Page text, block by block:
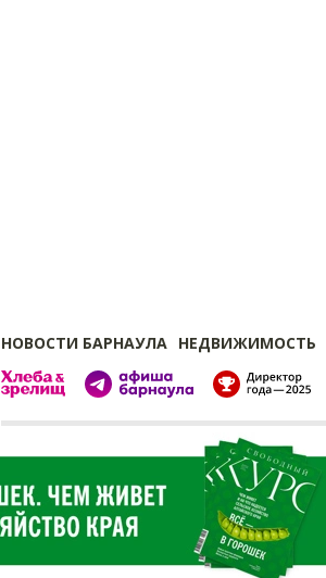
НОВОСТИ БАРНАУЛА НЕДВИЖИМОСТЬ